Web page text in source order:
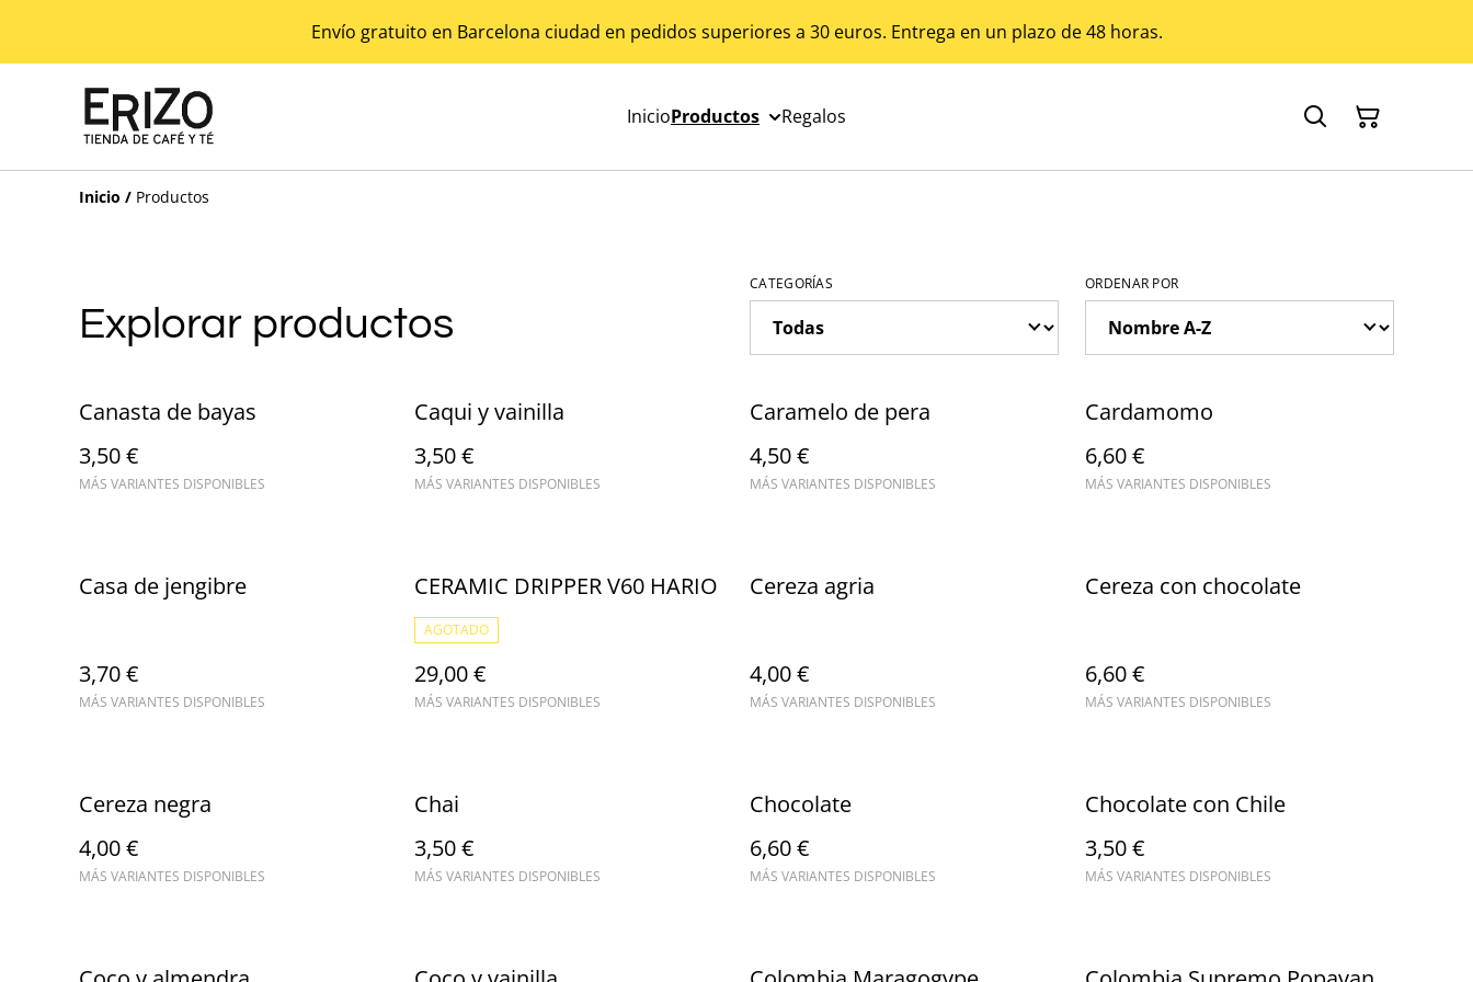
Envío gratuito en Barcelona ciudad en pedidos superiores a 30 euros. Entrega en un plazo de 48 horas.
InicioProductos Regalos
Inicio / Productos
Explorar productos
CATEGORÍAS ORDENAR POR
Canasta de bayas
3,50 €
MÁS VARIANTES DISPONIBLES
Caqui y vainilla
3,50 €
MÁS VARIANTES DISPONIBLES
Caramelo de pera
4,50 €
MÁS VARIANTES DISPONIBLES
Cardamomo
6,60 €
MÁS VARIANTES DISPONIBLES
Casa de jengibre
3,70 €
MÁS VARIANTES DISPONIBLES
CERAMIC DRIPPER V60 HARIO
AGOTADO
29,00 €
MÁS VARIANTES DISPONIBLES
Cereza agria
4,00 €
MÁS VARIANTES DISPONIBLES
Cereza con chocolate
6,60 €
MÁS VARIANTES DISPONIBLES
Cereza negra
4,00 €
MÁS VARIANTES DISPONIBLES
Chai
3,50 €
MÁS VARIANTES DISPONIBLES
Chocolate
6,60 €
MÁS VARIANTES DISPONIBLES
Chocolate con Chile
3,50 €
MÁS VARIANTES DISPONIBLES